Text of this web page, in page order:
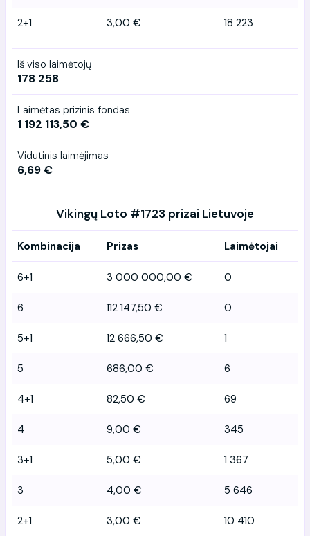
2+1 3,00 € 18 223
Iš viso laimėtojų
178 258
Laimėtas prizinis fondas
1 192 113,50 €
Vidutinis laimėjimas
6,69 €
Vikingų Loto #1723 prizai Lietuvoje
Kombinacija Prizas Laimėtojai
6+1 3 000 000,00 € 0
6 112 147,50 € 0
5+1 12 666,50 € 1
5 686,00 € 6
4+1 82,50 € 69
4 9,00 € 345
3+1 5,00 € 1 367
3 4,00 € 5 646
2+1 3,00 € 10 410